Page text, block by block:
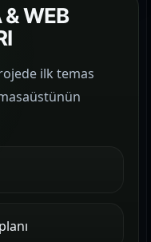
WEB
ilk temas